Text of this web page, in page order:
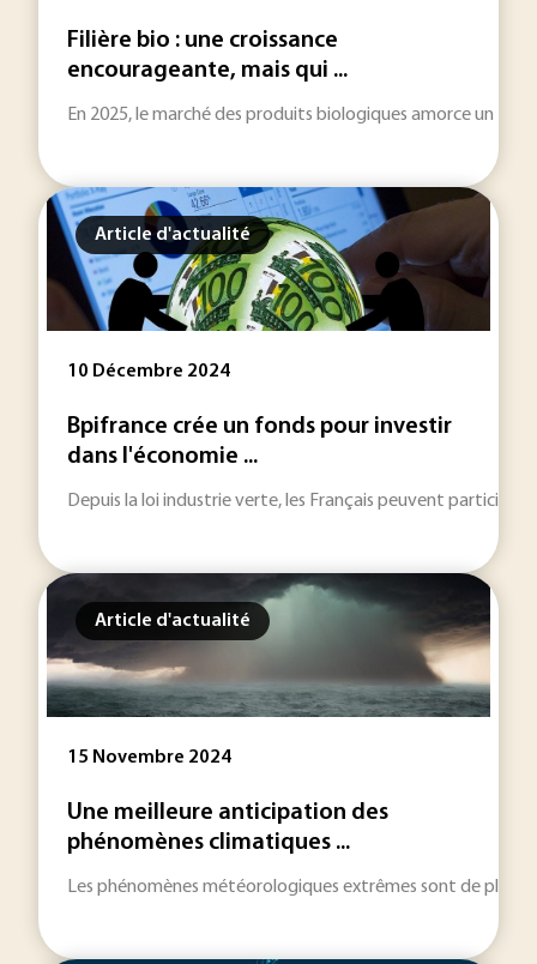
Filière bio : une croissance
encourageante, mais qui ...
En 2025, le marché des produits biologiques amorce un
Article d'actualité
10 Décembre 2024
Bpifrance crée un fonds pour investir
dans l'économie ...
Depuis la loi industrie verte, les Français peuvent
Article d'actualité
15 Novembre 2024
Une meilleure anticipation des
phénomènes climatiques ...
Les phénomènes météorologiques extrêmes sont de plus